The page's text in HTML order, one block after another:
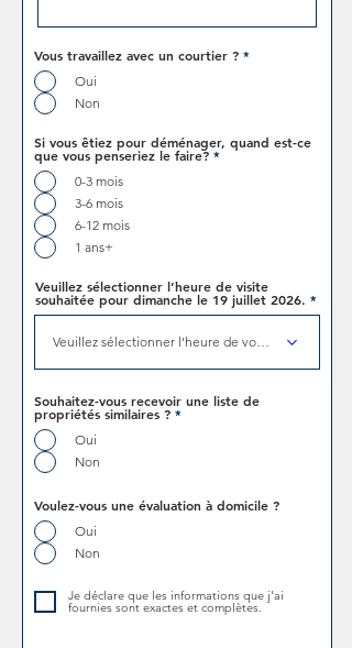
Vous travaillez avec un courtier ? *
Oui
Non
Si vous êtiez pour déménager, quand est-ce
que vous penseriez le faire? *
0-3 mois
3-6 mois
6-12 mois
1 ans+
Veuillez sélectionner l’heure de visite
souhaitée pour dimanche le 19 juillet 2026.
Veuillez sélectionner l'heure de votre visite
Souhaitez-vous recevoir une liste de
propriétés similaires ? *
Oui
Non
Voulez-vous une évaluation à domicile ?
Oui
Non
Je déclare que les informations que j'ai
fournies sont exactes et complètes.